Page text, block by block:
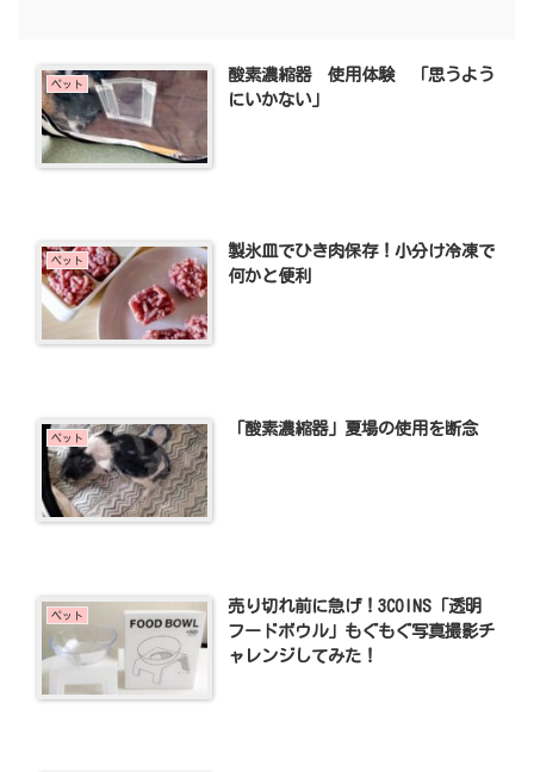
ペット
酸素濃縮器 使用体験 「思うよう
にいかない」
ペット
製氷皿でひき肉保存！小分け冷凍で
何かと便利
ペット
「酸素濃縮器」夏場の使用を断念
ペット
売り切れ前に急げ！3COINS「透明
フードボウル」もぐもぐ写真撮影チ
ャレンジしてみた！